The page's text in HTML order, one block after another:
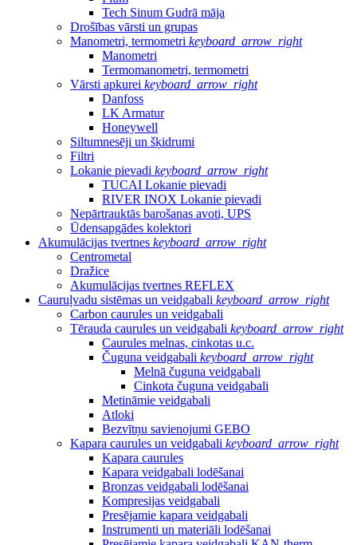
Tech Sinum Gudrā māja
Drošības vārsti un grupas
Manometri, termometri keyboard_arrow_right
Manometri
Termomanometri, termometri
Vārsti apkurei keyboard_arrow_right
Danfoss
LK Armatur
Honeywell
Siltumnesēji un šķidrumi
Filtri
Lokanie pievadi keyboard_arrow_right
TUCAI Lokanie pievadi
RIVER INOX Lokanie pievadi
Nepārtrauktās barošanas avoti, UPS
Ūdensapgādes kolektori
Akumulācijas tvertnes keyboard_arrow_right
Centrometal
Dražice
Akumulācijas tvertnes REFLEX
Cauruļvadu sistēmas un veidgabali keyboard_arrow_right
Carbon caurules un veidgabali
Tērauda caurules un veidgabali keyboard_arrow_right
Caurules melnas, cinkotas u.c.
Čuguna veidgabali keyboard_arrow_right
Melnā čuguna veidgabali
Cinkota čuguna veidgabali
Metināmie veidgabali
Atloki
Bezvītņu savienojumi GEBO
Kapara caurules un veidgabali keyboard_arrow_right
Kapara caurules
Kapara veidgabali lodēšanai
Bronzas veidgabali lodēšanai
Kompresijas veidgabali
Presējamie kapara veidgabali
Instrumenti un materiāli lodēšanai